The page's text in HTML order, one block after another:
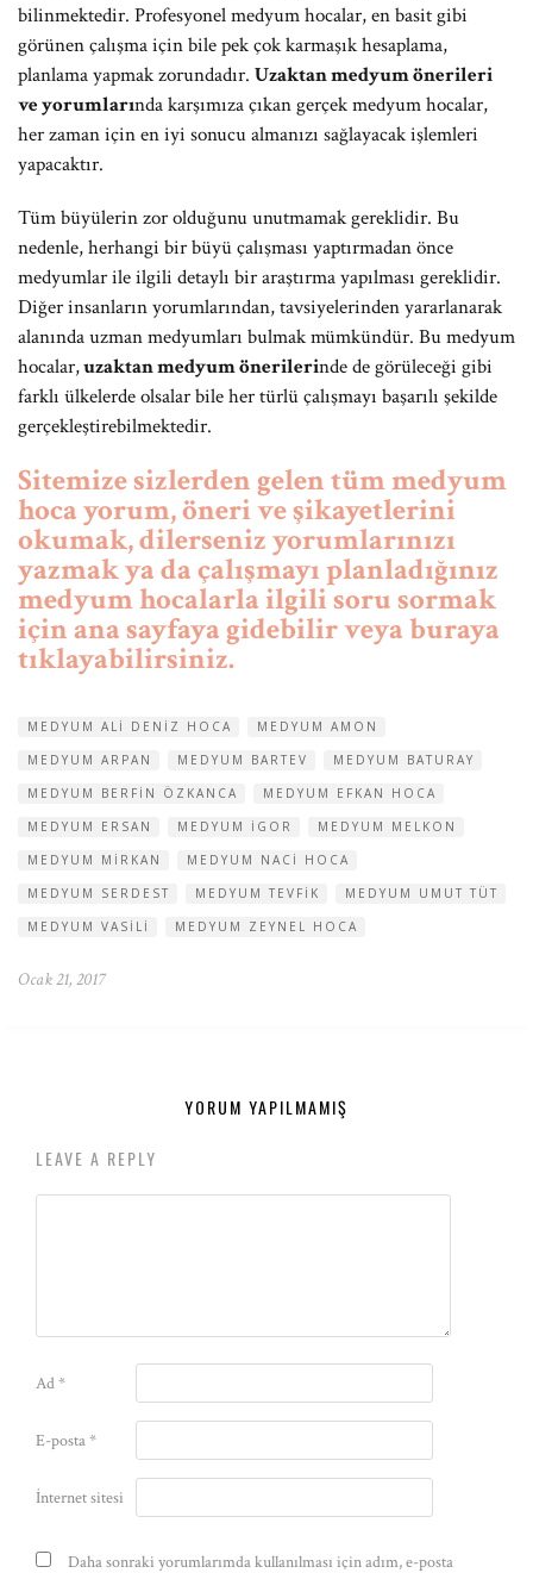
bilinmektedir. Profesyonel medyum hocalar, en basit gibi
görünen çalışma için bile pek çok karmaşık hesaplama,
planlama yapmak zorundadır. Uzaktan medyum önerileri
ve yorumlarında karşımıza çıkan gerçek medyum hocalar,
her zaman için en iyi sonucu almanızı sağlayacak işlemleri
yapacaktır.
Tüm büyülerin zor olduğunu unutmamak gereklidir. Bu
nedenle, herhangi bir büyü çalışması yaptırmadan önce
medyumlar ile ilgili detaylı bir araştırma yapılması gereklidir.
Diğer insanların yorumlarından, tavsiyelerinden yararlanarak
alanında uzman medyumları bulmak mümkündür. Bu medyum
hocalar,uzaktan medyum önerilerinde de görüleceği gibi
farklı ülkelerde olsalar bile her türlü çalışmayı başarılı şekilde
gerçekleştirebilmektedir.
Sitemize sizlerden gelen tüm medyum
hoca yorum, öneri ve şikayetlerini
okumak, dilerseniz yorumlarınızı
yazmak ya da çalışmayı planladığınız
medyum hocalarla ilgili soru sormak
için ana sayfaya gidebilir veya buraya
tıklayabilirsiniz.
MEDYUM ALI DENIZ HOCA
MEDYUM AMON
MEDYUM ARPAN
MEDYUM BARTEV
MEDYUM BATURAY
MEDYUM BERFIN ÖZKANCA
MEDYUM EFKAN HOCA
MEDYUM ERSAN
MEDYUM IGOR
MEDYUM MELKON
MEDYUM MIRKAN
MEDYUM NACI HOCA
MEDYUM SERDEST
MEDYUM TEVFIK
MEDYUM UMUT TÜT
MEDYUM VASILI
MEDYUM ZEYNEL HOCA
Ocak 21, 2017
YORUM YAPILMAMIŞ
LEAVE A REPLY
Ad*
E-posta*
İnternet sitesi
Daha sonraki yorumlarımda kullanılması için adım, e-posta